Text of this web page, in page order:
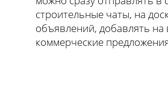
строительные чаты, на
объявлений, добавлять на
коммерческие